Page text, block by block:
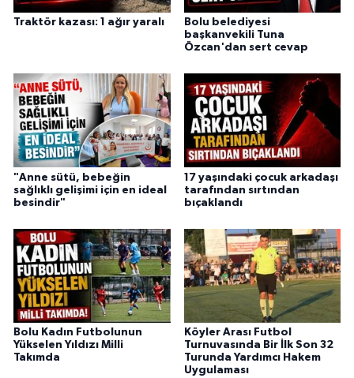
Traktör kazası: 1 ağır yaralı
Bolu belediyesi
başkanvekili Tuna
Özcan'dan sert cevap
"Anne sütü, bebeğin
sağlıklı gelişimi için en ideal
besindir"
17 yaşındaki çocuk arkadaşı
tarafından sırtından
bıçaklandı
Bolu Kadın Futbolunun
Yükselen Yıldızı Milli
Takımda
Köyler Arası Futbol
Turnuvasında Bir İlk Son 32
Turunda Yardımcı Hakem
Uygulaması